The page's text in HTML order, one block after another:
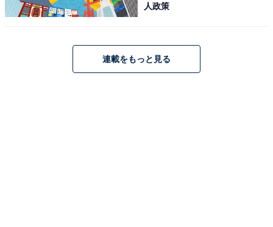
人政策
連載をもっと見る